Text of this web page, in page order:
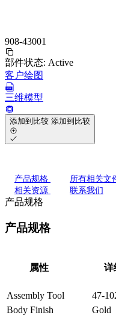
908-43001
部件状态: Active
客户绘图
三维模型
添加到比较 添加到比较
产品规格 所有相关文
相关资源
联系我们
产品规格
产品规格
属性 详
Assembly Tool
47-
Body Finish
Gold